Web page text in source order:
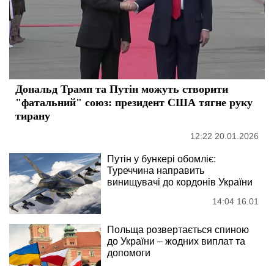
Дональд Трамп та Путін можуть створити
"фатальний" союз: президент США тягне руку
тирану
12:22 20.01.2026
Путін у бункері обомліє:
Туреччина направить
винищувачі до кордонів України
14:04 16.01
Польща розвертається спиною
до України – жодних виплат та
допомоги